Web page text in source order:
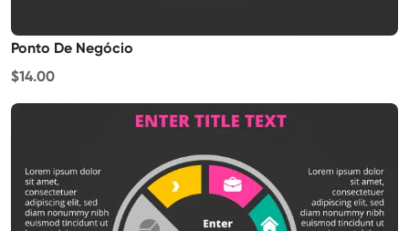
Ponto De Negócio
$14.00